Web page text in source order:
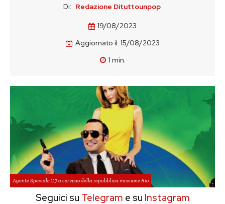
Di: Redazione Dituttounpop
19/08/2023
Aggiornato il: 15/08/2023
1 min.
Agente Speciale 117 a servizio della repubblica missione Rio
Seguici su Telegram e su Instagram